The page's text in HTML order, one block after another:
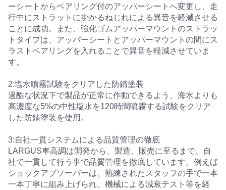
ーシートからベアリング付のアッパーシートへ変更し、走
行中にストラットに掛かるねじれによる異音を軽減させる
ことに成功。また、強化ゴムアッパーマウントのストラッ
トタイプは、アッパーシートとアッパーマウントの間にス
ラストベアリングを入れることで異音を軽減させていま
す。
2:塩水噴霧試験をクリアした防錆塗装
過酷な状況下で製品が正常に作動できるよう、海水よりも
高濃度な5%の中性塩水を120時間噴霧する試験をクリア
した防錆塗装を使用。
3:自社一貫システムによる品質管理の徹底
LARGUS車高調は開発から、製造、販売に至るまで、自
社で一貫して行う事で品質管理を徹底しています。例えば
ショックアブソーバーは、熟練されたスタッフの手で一本
一本丁寧に組み上げられ、機械による減衰テスト等を経